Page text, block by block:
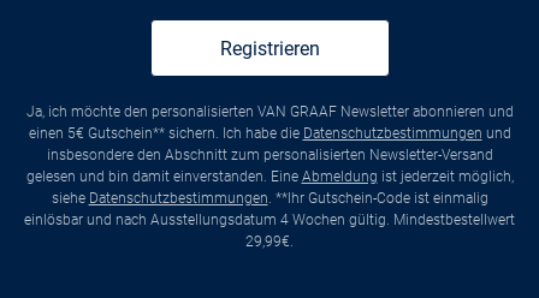
Registrieren
Ja, ich möchte den personalisierten VAN GRAAF Newsletter abonnieren und
einen 5€ Gutschein** sichern. Ich habe die Datenschutzbestimmungen und
insbesondere den Abschnitt zum personalisierten Newsletter-Versand
gelesen und bin damit einverstanden. Eine Abmeldung ist jederzeit möglich,
siehe Datenschutzbestimmungen. **Ihr Gutschein-Code ist einmalig
einlösbar und nach Ausstellungsdatum 4 Wochen gültig. Mindestbestellwert
29,99€.